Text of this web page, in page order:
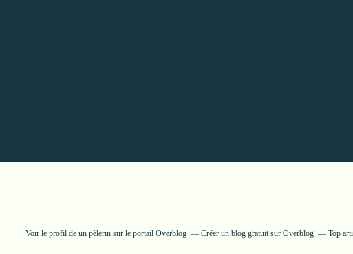
Voir le profil de un pèlerin sur le portail Overblog Créer un blog gratuit sur Overblog Top